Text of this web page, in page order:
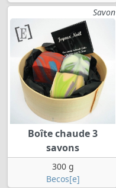
Savon
Boîte chaude 3
savons
300 g
Becos[e]